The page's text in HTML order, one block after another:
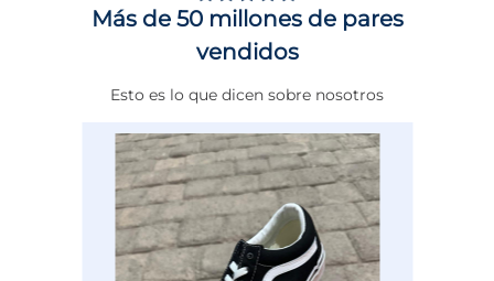
Género Mujer
ENTRE 12 Y 13 CMS
NORMAL
BEIGE
Más de 50 millones de pares
vendidos
Esto es lo que dicen sobre nosotros